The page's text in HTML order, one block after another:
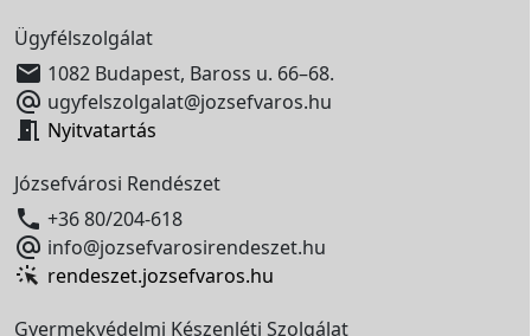
Ügyfélszolgálat
 1082 Budapest, Baross u. 66–68.
 ugyfelszolgalat@jozsefvaros.hu
 Nyitvatartás
Józsefvárosi Rendészet
 +36 80/204-618
 info@jozsefvarosirendeszet.hu
rendeszet.jozsefvaros.hu
Gyermekvédelmi Készenléti Szolgálat